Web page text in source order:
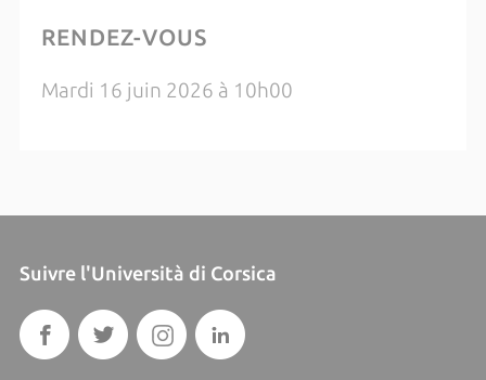
RENDEZ-VOUS
Mardi 16 juin 2026 à 10h00
Suivre l'Università di Corsica